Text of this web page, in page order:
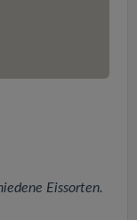
Eissorten.